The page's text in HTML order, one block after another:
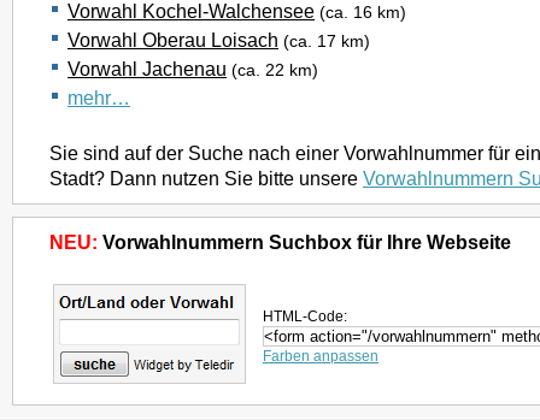
Vorwahl Kochel-Walchensee (ca. 16 km)
Vorwahl Oberau Loisach (ca. 17 km)
Vorwahl Jachenau (ca. 22 km)
mehr…
Sie sind auf der Suche nach einer Vorwahlnummer für
Stadt? Dann nutzen Sie bitte unsere Vorwahlnummern
NEU: Vorwahlnummern Suchbox für Ihre Webseite
HTML-Code:
Farben anpassen